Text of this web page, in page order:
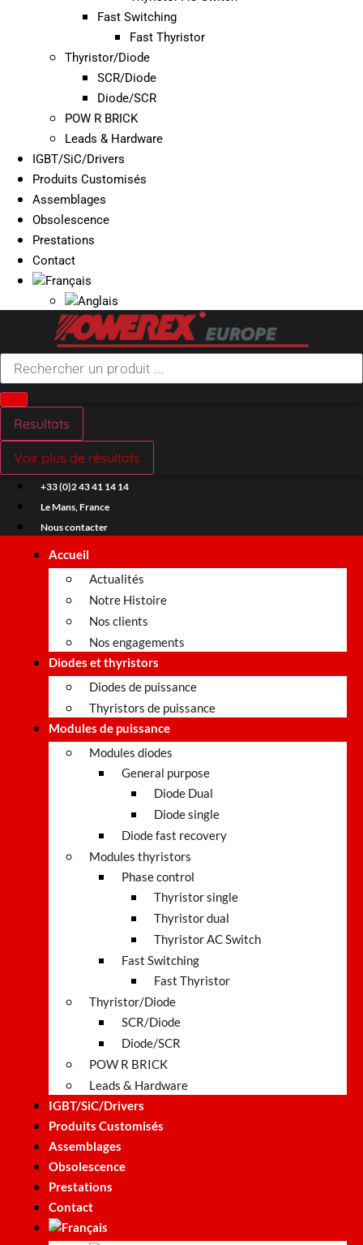
Fast Switching
Fast Thyristor
Thyristor/Diode
SCR/Diode
Diode/SCR
POW R BRICK
Leads & Hardware
IGBT/SiC/Drivers
Produits Customisés
Assemblages
Obsolescence
Prestations
Contact
Search
Resultats
Voir plus de résultats
+33 (0)2 43 41 14 14
Le Mans, France
Nous contacter
Accueil
Actualités
Notre Histoire
Nos clients
Nos engagements
Diodes et thyristors
Diodes de puissance
Thyristors de puissance
Modules de puissance
Modules diodes
General purpose
Diode Dual
Diode single
Diode fast recovery
Modules thyristors
Phase control
Thyristor single
Thyristor dual
Thyristor AC Switch
Fast Switching
Fast Thyristor
Thyristor/Diode
SCR/Diode
Diode/SCR
POW R BRICK
Leads & Hardware
IGBT/SiC/Drivers
Produits Customisés
Assemblages
Obsolescence
Prestations
Contact